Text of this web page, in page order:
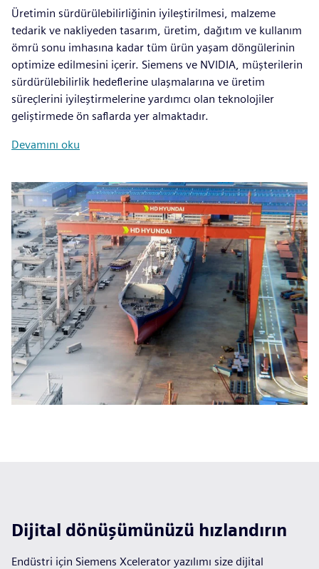
Üretimin sürdürülebilirliğinin iyileştirilmesi, malzeme
tedarik ve nakliyeden tasarım, üretim, dağıtım ve kullanım
ömrü sonu imhasına kadar tüm ürün yaşam döngülerinin
optimize edilmesini içerir. Siemens ve NVIDIA, müşterilerin
sürdürülebilirlik hedeflerine ulaşmalarına ve üretim
süreçlerini iyileştirmelerine yardımcı olan teknolojiler
geliştirmede ön saflarda yer almaktadır.
Devamını oku
Dijital dönüşümünüzü hızlandırın
Endüstri için Siemens Xcelerator yazılımı size dijital